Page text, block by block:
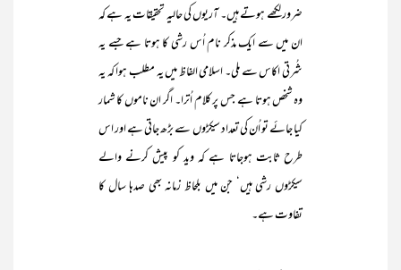
ضرور لکھے ہوتے ہیں۔ آریوں کی حالیہ تحقیقات یہ ہے کہ
ان میں سے ایک مذکر نام اُس رشی کا ہوتا ہے جسے یہ
شُرتی اکاس سے ملی۔ اسلامی الفاظ میں یہ مطلب ہوا کہ یہ
وہ شخص ہوتا ہے جس پر کلام اُترا۔ اگر ان ناموں کا شمار
کیا جائے تو اُن کی تعداد سیکڑوں سے بڑھ جاتی ہے اور اس
طرح ثابت ہوجاتا ہے کہ وید کو پیش کرنے والے
سیکڑوں رشی ہیں‘ جن میں بلحاظ زمانہ بھی صدہا سال کا
تفاوت ہے۔